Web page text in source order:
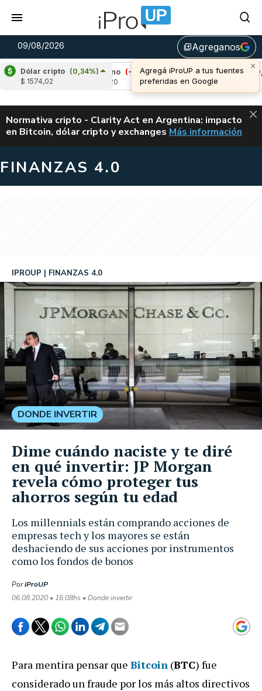
09/08/2026 library_addAgreganos
×
Agregá iProUP a tus fuentes
preferidas en Google
Dólar cripto (0,34%)
$ 1574,02
Cardano (-1,52%)
Avalanche (-0,83%)
u$s 6,49
ALERTA
Normativa cripto - Clarity Act en Argentina: impacto
en Bitcoin, dólar cripto y exchanges CLARITY ACT EN
Más información
FINANZAS 4.0
Los millennials están comprando acciones de
empresas tech y los mayores se están
deshaciendo de sus acciones por instrumentos
como los fondos de bonos
IPROUP FINANZAS 4.0
PoriProUP
06.08.2020 • 16:08hs • Donde invertir
DONDE INVERTIR
Dime cuándo naciste y te diré
en qué invertir: JP Morgan
revela cómo proteger tus
ahorros según tu edad
Para mentira pensar que Bitcoin (BTC) fue
considerado un fraude por los más altos directivos